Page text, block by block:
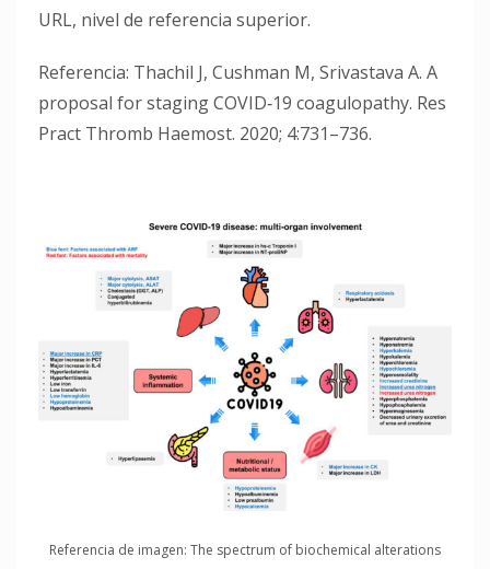
URL, nivel de referencia superior.
Referencia: Thachil J, Cushman M, Srivastava A. A
proposal for staging COVID‐19 coagulopathy. Res
Pract Thromb Haemost. 2020; 4:731–736.
Referencia de imagen: The spectrum of biochemical alterations